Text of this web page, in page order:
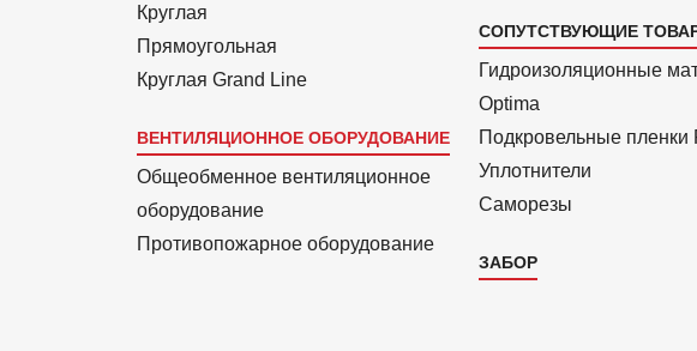
Круглая
Прямоуголь­ная
Круглая Grand Line
ВЕНТИЛЯЦИОННОЕ ОБОРУДОВАНИЕ
Общеобменное вентиляционное
оборудование
Противопожарное оборудование
СОПУТСТВУЮЩИЕ
Гидроизоля­ционные
Optima
Подкровель­ные пленки
Уплотнители
Саморезы
ЗАБОР